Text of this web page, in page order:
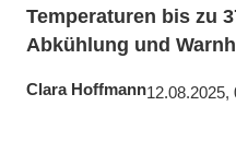
Temperaturen bis zu
Abkühlung und
Clara Hoffmann12.08.2025,